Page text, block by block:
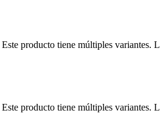
Este producto tiene múltiples variantes.
Este producto tiene múltiples variantes.